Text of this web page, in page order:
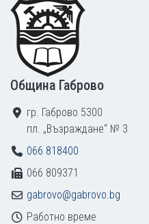
Община Габрово
гр. Габрово 5300
пл. „Възраждане“ № 3
066 818400
066 809371
gabrovo@gabrovo.bg
Работно време